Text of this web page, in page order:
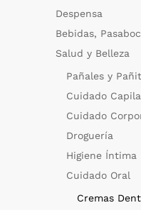
Despensa
Bebidas,
Salud y Belleza
Pañales y
Cuidado
Cuidado
Droguería
Higiene Íntima
Cuidado Oral
Cremas